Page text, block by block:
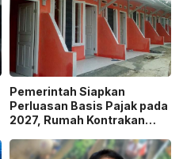
Pemerintah Siapkan
Perluasan Basis Pajak pada
2027, Rumah Kontrakan
Pengawasan!